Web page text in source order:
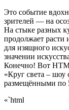
Это событие
зрителей — на
На стыке разных
продолжает расти
для изящного
значении
Конечно! Вот
«Круг света –
размещёнными по
«`html